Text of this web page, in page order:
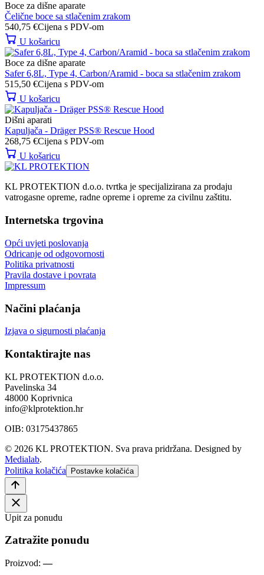
Boce za dišne aparate
Čelične boce sa stlačenim zrakom
540,75 €Cijena s PDV-om
U košaricu
Boce za dišne aparate
Safer 6,8L, Type 4, Carbon/Aramid - boca sa stlačenim zrakom
515,50 €Cijena s PDV-om
U košaricu
Dišni aparati
Kapuljača - Dräger PSS® Rescue Hood
268,75 €Cijena s PDV-om
U košaricu
KL PROTEKTION d.o.o. tvrtka je specijalizirana za prodaju
vatrogasne opreme, radne opreme i opreme za civilnu zaštitu.
Internetska trgovina
Opći uvjeti poslovanja
Odricanje od odgovornosti
Politika privatnosti
Pravila dostave i povrata
Impressum
Načini plaćanja
Izjava o sigurnosti plaćanja
Kontaktirajte nas
KL PROTEKTION d.o.o.
Pavelinska 34
48000 Koprivnica
info@klprotektion.hr
OIB: 03175437865
© 2026 KL PROTEKTION. Sva prava pridržana. Designed by
Medialab.
Politika kolačića
Postavke kolačića
Upit za ponudu
Zatražite ponudu
Proizvod:—